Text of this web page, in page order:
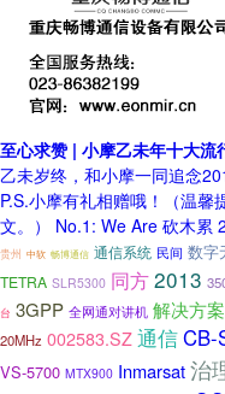
至心求赞 | 小摩乙未年十大流
乙未岁终，和小摩一同追念
P.S.小摩有礼相赠哦！（温
文。） No.1: We Are 砍木累
贵州 中软 畅博通信 通信系统 民间 数字
TETRA SLR5300 同方2013
台 3GPP 全网通对讲机 解决方案
20MHz 002583.SZ 通信CB-
VS-5700 MTX900 Inmarsat治